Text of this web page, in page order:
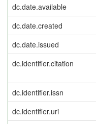
dc.date.available
dc.date.created
dc.date.issued
dc.identifier.citation
dc.identifier.issn
dc.identifier.uri